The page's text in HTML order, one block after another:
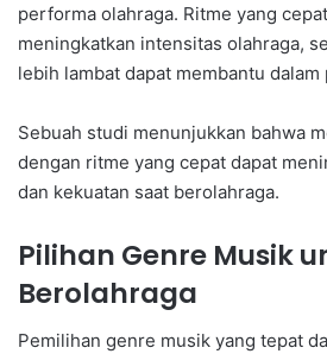
performa olahraga. Ritme yang
meningkatkan intensitas olahraga,
lebih lambat dapat membantu dalam
Sebuah studi menunjukkan bahwa
dengan ritme yang cepat dapat
dan kekuatan saat berolahraga.
Pilihan Genre Musik
Berolahraga
Pemilihan genre musik yang tepat